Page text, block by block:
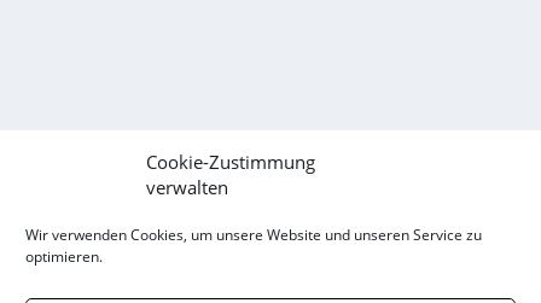
Cookie-Zustimmung
verwalten
Wir verwenden Cookies, um unsere Website und unseren Service zu
optimieren.